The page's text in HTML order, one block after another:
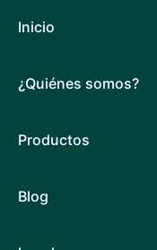
Inicio
¿Quiénes somos?
Productos
Blog